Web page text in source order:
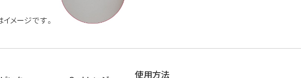
使用方法